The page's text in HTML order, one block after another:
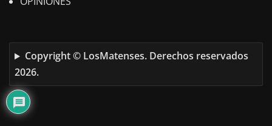
Copyright © LosMatenses. Derechos reservados
2026.